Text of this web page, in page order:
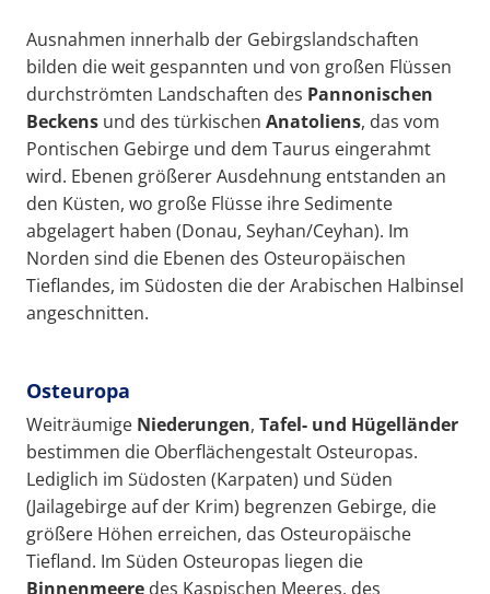
Ausnahmen innerhalb der Gebirgslandschaften
bilden die weit gespannten und von großen Flüssen
durchströmten Landschaften des Pannonischen
Beckens und des türkischen Anatoliens, das vom
Pontischen Gebirge und dem Taurus eingerahmt
wird. Ebenen größerer Ausdehnung entstanden an
den Küsten, wo große Flüsse ihre Sedimente
abgelagert haben (Donau, Seyhan/Ceyhan). Im
Norden sind die Ebenen des Osteuropäischen
Tieflandes, im Südosten die der Arabischen Halbinsel
angeschnitten.
Osteuropa
Weiträumige Niederungen, Tafel- und Hügelländer
bestimmen die Oberflächengestalt Osteuropas.
Lediglich im Südosten (Karpaten) und Süden
(Jailagebirge auf der Krim) begrenzen Gebirge, die
größere Höhen erreichen, das Osteuropäische
Tiefland. Im Süden Osteuropas liegen die
Binnenmeere des Kaspischen Meeres, des